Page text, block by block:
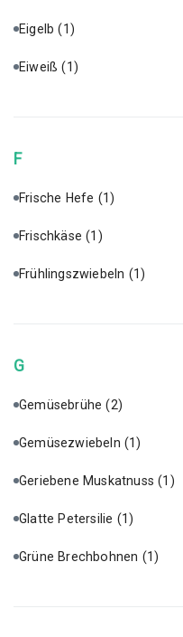
Eigelb(1)
Eiweiß(1)
F
Frische Hefe (1)
Frischkäse(1)
Frühlingszwiebeln (1)
G
Gemüsebrühe(2)
Gemüsezwiebeln (1)
Geriebene Muskatnuss(1)
Glatte Petersilie (1)
Grüne Brechbohnen (1)